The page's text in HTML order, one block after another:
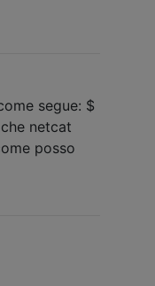
segue: $
netcat
posso